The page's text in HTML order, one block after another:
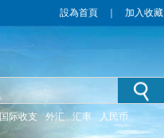
設為首頁 加入收藏
国际收支 外汇 汇率 人民币